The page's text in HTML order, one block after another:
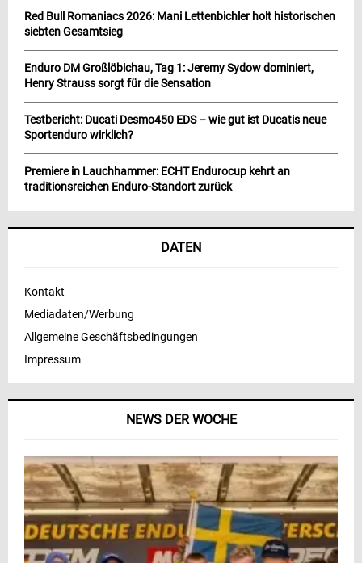
NEWS DER WOCHE
Red Bull Romaniacs 2026: Mani Lettenbichler holt historischen
siebten Gesamtsieg
Enduro DM Großlöbichau, Tag 1: Jeremy Sydow dominiert,
Henry Strauss sorgt für die Sensation
Testbericht: Ducati Desmo450 EDS – wie gut ist Ducatis neue
Sportenduro wirklich?
Premiere in Lauchhammer: ECHT Endurocup kehrt an
traditionsreichen Enduro-Standort zurück
DATEN
Kontakt
Mediadaten/Werbung
Allgemeine Geschäftsbedingungen
Impressum